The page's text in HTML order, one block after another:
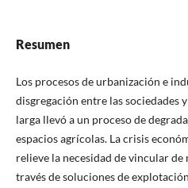
Resumen
Los procesos de urbanización e
disgregación entre las sociedades
larga llevó a un proceso de
espacios agrícolas. La crisis
relieve la necesidad de vincular de
través de soluciones de